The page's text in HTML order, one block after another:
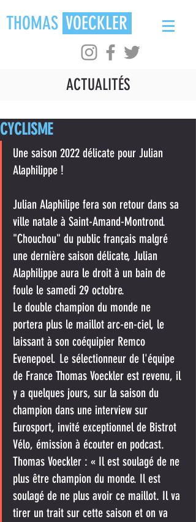
THOMAS VOECKLER
ACTUALITÉS
CYCLISME
Une saison 2022 délicate pour Julian
Alaphilippe !
Julian Alaphilipe fera son retour dans sa
ville natale à Saint-Amand-Montrond.
"Chouchou" du public français malgré
une dernière saison délicate, Julian
Alaphilippe aura le droit à un bain de
foule le samedi 29 octobre.
Le double champion du monde ne
portera plus le maillot arc-en-ciel, le
laissant à son coéquipier Remco
Evenepoel. Le sélectionneur de l'équipe
de France Thomas Voeckler est revenu, il
y a quelques jours, sur la saison du
champion dans une interview sur
Eurosport, invité exceptionnel de Bistrot
Vélo, émission à écouter en podcast.
Thomas Voeckler : « Il est soulagé de ne
plus être champion du monde. Il est
soulagé de ne plus avoir ce maillot. Il va
tirer un trait sur cette saison et on va